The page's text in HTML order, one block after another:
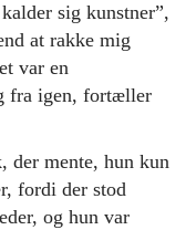
sig kunstner”,
at rakke mig
var en
fra igen, fortæller
der mente, hun kun
fordi der stod
og hun var